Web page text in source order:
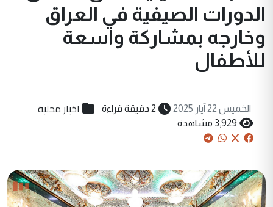
الدورات الصيفية في العراق
وخارجه بمشاركة واسعة
للأطفال
الخميس 22 آيار 2025 2 دقيقة قراءة اخبار محلية
3,929 مشاهدة